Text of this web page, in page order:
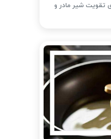
تقویت شیر مادر و